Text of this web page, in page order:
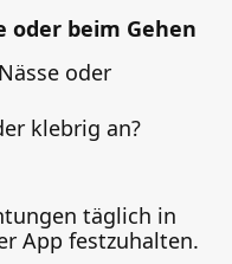
oder beim Gehen
oder
klebrig an?
täglich in
App festzuhalten.